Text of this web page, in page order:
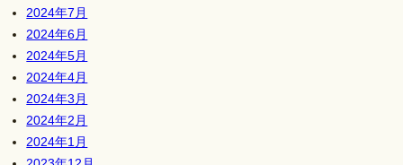
2024年7月
2024年6月
2024年5月
2024年4月
2024年3月
2024年2月
2024年1月